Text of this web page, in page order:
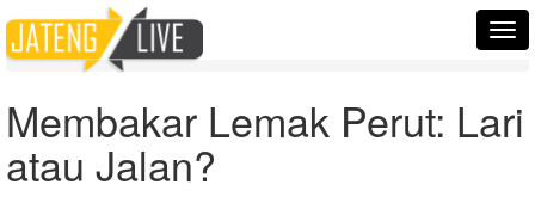
Home
Berita
Membakar Lemak Perut: Lari atau Jalan?
Membakar Lemak Perut: Lari
atau Jalan?